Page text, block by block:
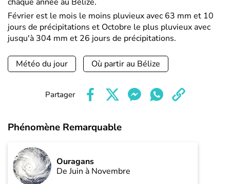
Février est le mois le moins pluvieux avec 63 mm et 10
jours de précipitations et Octobre le plus pluvieux avec
jusqu'à 304 mm et 26 jours de précipitations.
Météo du jour Où partir au Bélize
Partager
Phénomène Remarquable
Ouragans
De Juin à Novembre